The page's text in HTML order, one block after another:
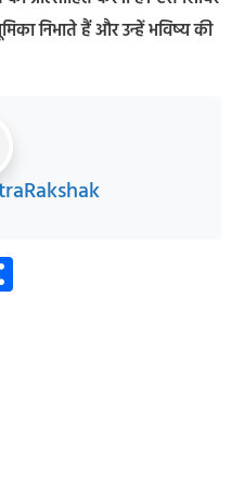
निभाते हैं और उन्हें भविष्य की